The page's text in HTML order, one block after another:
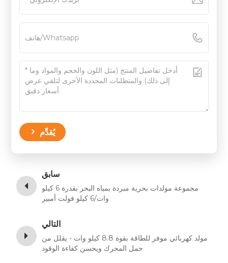
يُقدِّم
سابق
مجموعة مولدات بحرية مبردة بمياه البحر بقدرة 6 كيلو
وات/6 كيلو فولت أمبير
التالي
مولد كهربائي موفر للطاقة بقوة 8.8 كيلو وات - يقلل من
حمل المحرك ويحسن كفاءة الوقود